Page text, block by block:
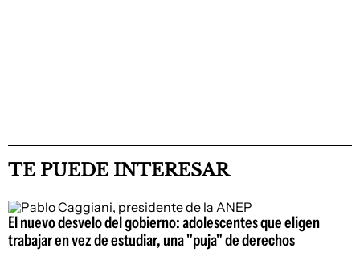
TE PUEDE INTERESAR
El nuevo desvelo del gobierno: adolescentes que eligen
trabajar en vez de estudiar, una "puja" de derechos